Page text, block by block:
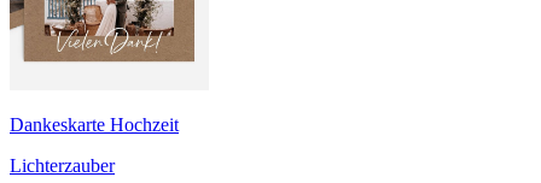
Dankeskarte Hochzeit
Lichterzauber